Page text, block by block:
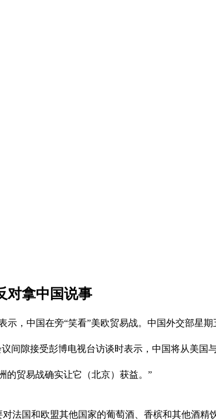
对拿中国说事
，中国在旁“笑看”美欧贸易战。中国外交部星
间隙接受彭博电视台访谈时表示，中国将从美国
贸易战确实让它（北京）获益。”
法国和欧盟其他国家的葡萄酒、香槟和其他酒精